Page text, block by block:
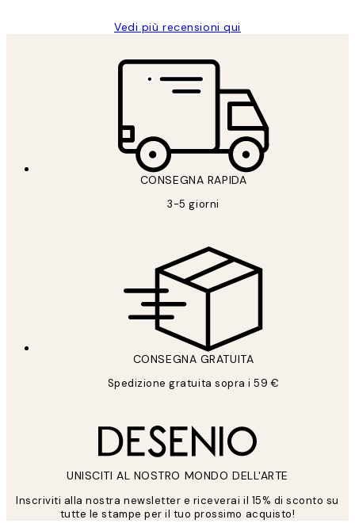
Vedi più recensioni qui
CONSEGNA RAPIDA
3-5 giorni
CONSEGNA GRATUITA
Spedizione gratuita sopra i 59 €
UNISCITI AL NOSTRO MONDO DELL'ARTE
Inscriviti alla nostra newsletter e riceverai il 15% di sconto su
tutte le stampe per il tuo prossimo acquisto!